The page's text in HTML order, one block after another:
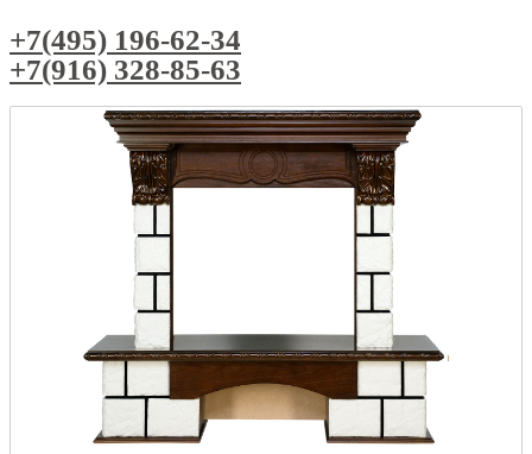
+7(495) 196-62-34
+7(916) 328-85-63